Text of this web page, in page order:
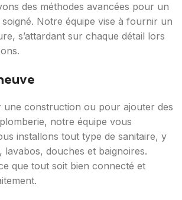
des méthodes avancées pour un
Notre équipe vise à fournir un
s’attardant sur chaque détail lors
une construction ou pour ajouter des
notre équipe vous
installons tout type de sanitaire, y
lavabos, douches et baignoires.
que tout soit bien connecté et